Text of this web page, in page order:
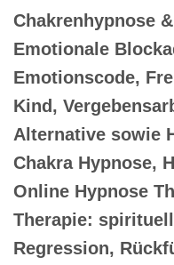
Chakrenhypnose
Emotionale
Emotionscode,
Kind,
Alternative sowie
Chakra Hypnose,
Online Hypnose
Therapie:
Regression,